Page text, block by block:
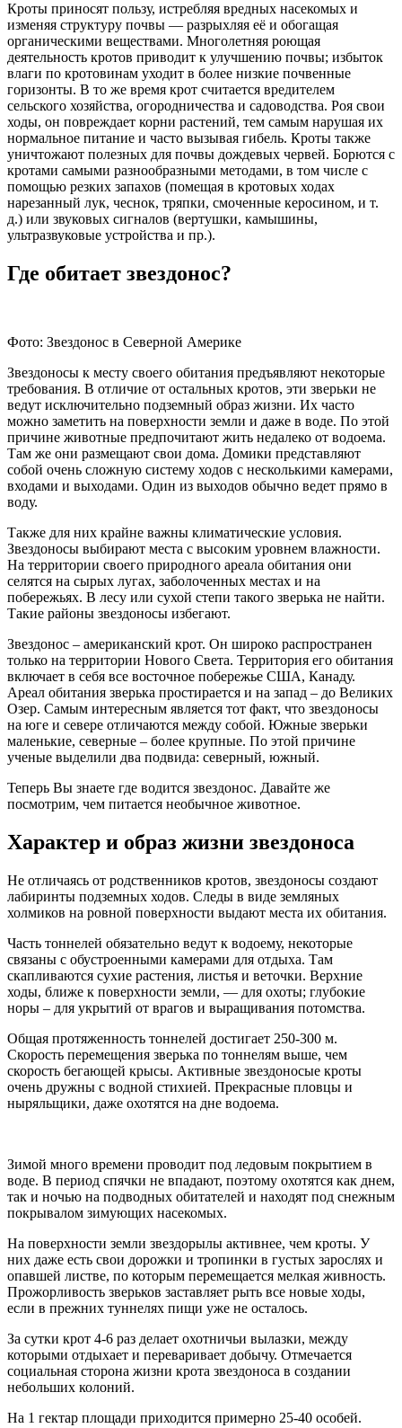
Кроты приносят пользу, истребляя вредных насекомых и
изменяя структуру почвы — разрыхляя её и обогащая
органическими веществами. Многолетняя роющая
деятельность кротов приводит к улучшению почвы; избыток
влаги по кротовинам уходит в более низкие почвенные
горизонты. В то же время крот считается вредителем
сельского хозяйства, огородничества и садоводства. Роя свои
ходы, он повреждает корни растений, тем самым нарушая их
нормальное питание и часто вызывая гибель. Кроты также
уничтожают полезных для почвы дождевых червей. Борются с
кротами самыми разнообразными методами, в том числе с
помощью резких запахов (помещая в кротовых ходах
нарезанный лук, чеснок, тряпки, смоченные керосином, и т.
д.) или звуковых сигналов (вертушки, камышины,
ультразвуковые устройства и пр.).
Где обитает звездонос?
Фото: Звездонос в Северной Америке
Звездоносы к месту своего обитания предъявляют некоторые
требования. В отличие от остальных кротов, эти зверьки не
ведут исключительно подземный образ жизни. Их часто
можно заметить на поверхности земли и даже в воде. По этой
причине животные предпочитают жить недалеко от водоема.
Там же они размещают свои дома. Домики представляют
собой очень сложную систему ходов с несколькими камерами,
входами и выходами. Один из выходов обычно ведет прямо в
воду.
Также для них крайне важны климатические условия.
Звездоносы выбирают места с высоким уровнем влажности.
На территории своего природного ареала обитания они
селятся на сырых лугах, заболоченных местах и на
побережьях. В лесу или сухой степи такого зверька не найти.
Такие районы звездоносы избегают.
Звездонос – американский крот. Он широко распространен
только на территории Нового Света. Территория его обитания
включает в себя все восточное побережье США, Канаду.
Ареал обитания зверька простирается и на запад – до Великих
Озер. Самым интересным является тот факт, что звездоносы
на юге и севере отличаются между собой. Южные зверьки
маленькие, северные – более крупные. По этой причине
ученые выделили два подвида: северный, южный.
Теперь Вы знаете где водится звездонос. Давайте же
посмотрим, чем питается необычное животное.
Характер и образ жизни звездоноса
Не отличаясь от родственников кротов, звездоносы создают
лабиринты подземных ходов. Следы в виде земляных
холмиков на ровной поверхности выдают места их обитания.
Часть тоннелей обязательно ведут к водоему, некоторые
связаны с обустроенными камерами для отдыха. Там
скапливаются сухие растения, листья и веточки. Верхние
ходы, ближе к поверхности земли, — для охоты; глубокие
норы – для укрытий от врагов и выращивания потомства.
Общая протяженность тоннелей достигает 250-300 м.
Скорость перемещения зверька по тоннелям выше, чем
скорость бегающей крысы. Активные звездоносые кроты
очень дружны с водной стихией. Прекрасные пловцы и
ныряльщики, даже охотятся на дне водоема.
Зимой много времени проводит под ледовым покрытием в
воде. В период спячки не впадают, поэтому охотятся как днем,
так и ночью на подводных обитателей и находят под снежным
покрывалом зимующих насекомых.
На поверхности земли звездорылы активнее, чем кроты. У
них даже есть свои дорожки и тропинки в густых зарослях и
опавшей листве, по которым перемещается мелкая живность.
Прожорливость зверьков заставляет рыть все новые ходы,
если в прежних туннелях пищи уже не осталось.
За сутки крот 4-6 раз делает охотничьи вылазки, между
которыми отдыхает и переваривает добычу. Отмечается
социальная сторона жизни крота звездоноса в создании
небольших колоний.
На 1 гектар площади приходится примерно 25-40 особей.